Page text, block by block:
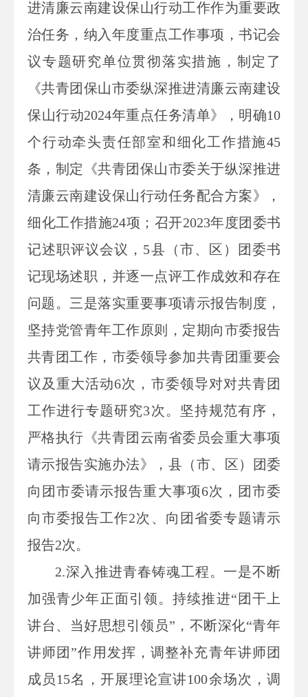
进清廉云南建设保山行动工作作为重要政
治任务，纳入年度重点工作事项，书记会
议专题研究单位贯彻落实措施，制定了
《共青团保山市委纵深推进清廉云南建设
保山行动2024年重点任务清单》，明确10
个行动牵头责任部室和细化工作措施45
条，制定《共青团保山市委关于纵深推进
清廉云南建设保山行动任务配合方案》，
细化工作措施24项；召开2023年度团委书
记述职评议会议，5县（市、区）团委书
记现场述职，并逐一点评工作成效和存在
问题。三是落实重要事项请示报告制度，
坚持党管青年工作原则，定期向市委报告
共青团工作，市委领导参加共青团重要会
议及重大活动6次，市委领导对对共青团
工作进行专题研究3次。坚持规范有序，
严格执行《共青团云南省委员会重大事项
请示报告实施办法》，县（市、区）团委
向团市委请示报告重大事项6次，团市委
向市委报告工作2次、向团省委专题请示
报告2次。
2.深入推进青春铸魂工程。一是不断
加强青少年正面引领。持续推进“团干上
讲台、当好思想引领员”，不断深化“青年
讲师团”作用发挥，调整补充青年讲师团
成员15名，开展理论宣讲100余场次，调